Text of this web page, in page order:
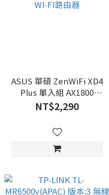
ASUS 華碩 ZenWiFi XD4
Plus 單入組 AX1800
Mesh WI-FI 6 雙頻全屋網
狀無線WI-FI路由器
NT$2,290